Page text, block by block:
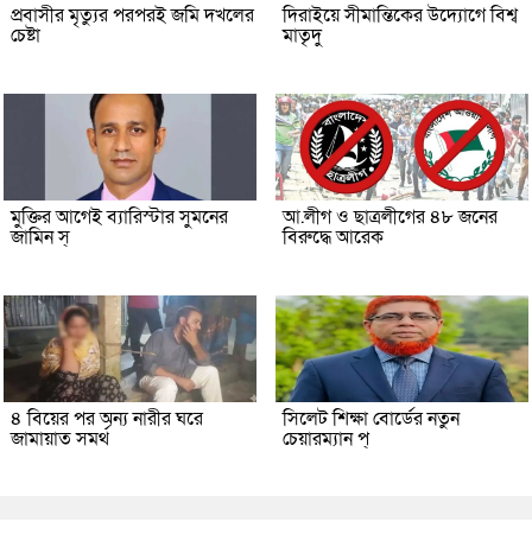
প্রবাসীর মৃত্যুর পরপরই জমি দখলের
চেষ্টা
দিরাইয়ে সীমান্তিকের উদ্যোগে বিশ্ব
মাতৃদু
মুক্তির আগেই ব্যারিস্টার সুমনের
জামিন স্
আ.লীগ ও ছাত্রলীগের ৪৮ জনের
বিরুদ্ধে আরেক
৪ বিয়ের পর অন্য নারীর ঘরে
জামায়াত সমর্থ
সিলেট শিক্ষা বোর্ডের নতুন
চেয়ারম্যান প্